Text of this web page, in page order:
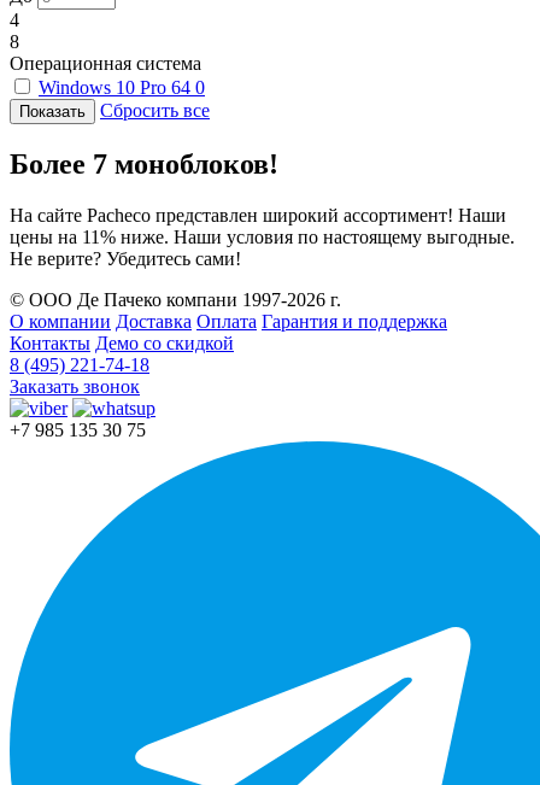
4
8
Операционная система
Windows 10 Pro 64 0
Сбросить все
Более 7 моноблоков!
На сайте Pacheco представлен широкий ассортимент! Наши
цены на 11% ниже. Наши условия по настоящему выгодные.
Не верите? Убедитесь сами!
© ООО Де Пачеко компани 1997-2026 г.
О компании Доставка Оплата Гарантия и поддержка
Контакты Демо со скидкой
8 (495) 221-74-18
Заказать звонок
+7 985 135 30 75